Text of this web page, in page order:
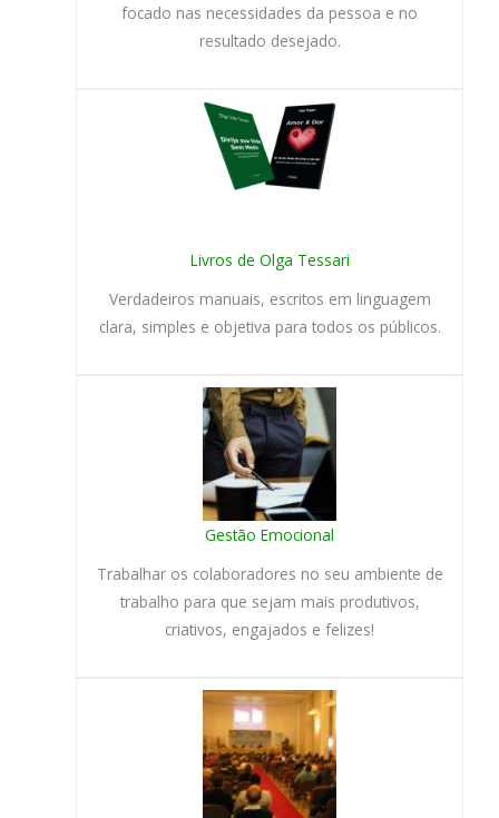
focado nas necessidades da pessoa e no
resultado desejado.
Livros de Olga Tessari
Verdadeiros manuais, escritos em linguagem
clara, simples e objetiva para todos os públicos.
Gestão Emocional
Trabalhar os colaboradores no seu ambiente de
trabalho para que sejam mais produtivos,
criativos, engajados e felizes!